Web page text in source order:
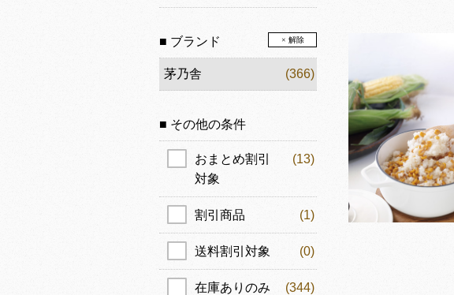
■ ブランド × 解除
茅乃舎 (366)
■ その他の条件
おまとめ割引
対象
(13)
割引商品 (1)
送料割引対象 (0)
在庫ありのみ (344)